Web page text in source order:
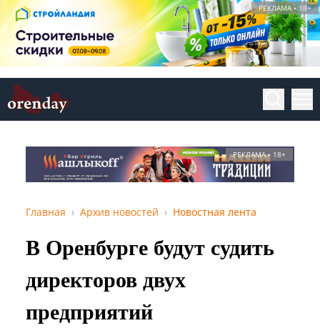
РЕКЛАМА • 18+
РЕКЛАМА • 18+
Главная Архив новостей Новостная лента
В Оренбурге будут судить
директоров двух
предприятий